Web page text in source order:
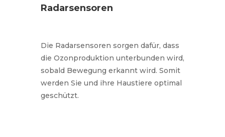
Radarsensoren
Die Radarsensoren sorgen dafür, dass
die Ozonproduktion unterbunden wird,
sobald Bewegung erkannt wird. Somit
werden Sie und ihre Haustiere optimal
geschützt.